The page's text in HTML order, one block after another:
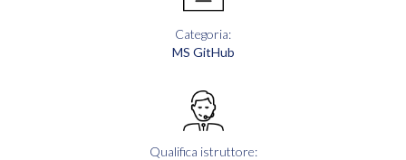
Categoria:
MS GitHub
Qualifica istruttore: